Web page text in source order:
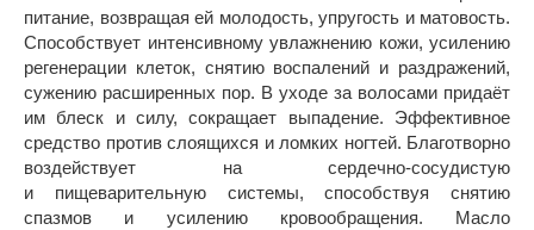
питание, возвращая ей молодость, упругость и матовость.
Способствует интенсивному увлажнению кожи, усилению
регенерации клеток, снятию воспалений и раздражений,
сужению расширенных пор. В уходе за волосами придаёт
им блеск и силу, сокращает выпадение. Эффективное
средство против слоящихся и ломких ногтей. Благотворно
воздействует на сердечно-сосудистую
и пищеварительную системы, способствуя снятию
спазмов и усилению кровообращения. Масло